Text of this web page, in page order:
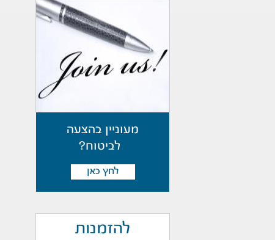
מעוניין בהצעה
לביטוח?
לחץ כאן
להזמנות